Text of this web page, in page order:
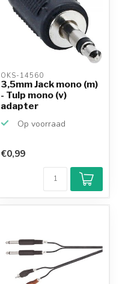
OKS-14560
3,5mm Jack mono (m)
- Tulp mono (v)
adapter
Op voorraad
€0,99